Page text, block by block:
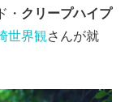
・ クリープハイプ
世界観さんが就